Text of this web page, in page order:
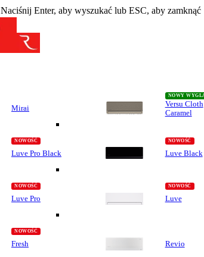
Naciśnij Enter, aby wyszukać lub ESC, aby zamknąć
Mirai
Luve Pro Black
Luve Pro
Fresh
Versu Cloth
Caramel
Luve Black
Luve
Revio